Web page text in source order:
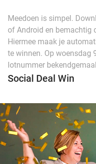
Meedoen is simpel.
of Android en bemachtig
Hiermee maak je
te winnen. Op woensdag
lotnummer
Social Deal Win